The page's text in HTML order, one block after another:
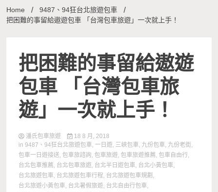
Home
9487、94狂台北旅遊包車
把困難的事留給遨遊包車 「台灣包車旅遊」一次就上手！
把困難的事留給遨遊
包車 「台灣包車旅
遊」一次就上手！
潘氏包車旅遊
18 8 月, 2018
in9487、94狂台北旅遊包車,一日遊, 三峽包車, 九份包車, 九份老街,
包車一日遊接送,包車旅諮詢,包車旅遊,包車旅遊推薦,包車自由行,
台北包車推薦, 台北包車旅遊, 台北半日遊包車, 台北小黃包車,
台北旅遊包車, 台北旅遊包車行程, 台北旅遊包車規劃 ,
台北旅遊小黃包車, 台北暑假旅遊, 台北自由行包車,